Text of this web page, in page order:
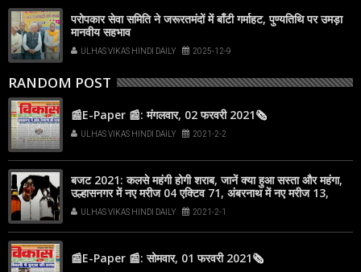
परोपकार सेवा समिति ने जरूरतमंदों में बाँटी गर्माहट, पुण्यतिथि पर उमड़ा
मानवीय सहभाव
ULHAS VIKAS HINDI DAILY 2025-12-9
RANDOM POST
📰E-Paper 📰: मंगलवार, 02 फरवरी 2021🗞
ULHAS VIKAS HINDI DAILY 2021-2-2
बजट 2021: कलसे महंगी होगी शराब, जानें क्या हुआ सस्ता और महंगा,
उल्हासनगर में नए मरीज 04 एक्टिव 71, अंबरनाथ में नए मरीज 13,
एक्टिव 85
ULHAS VIKAS HINDI DAILY 2021-2-1
📰E-Paper 📰: सोमवार, 01 फरवरी 2021🗞